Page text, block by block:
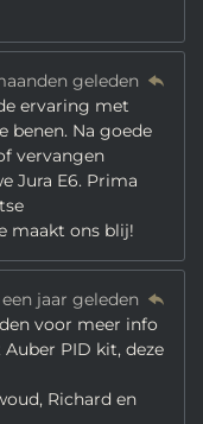
geleden
ervaring met
benen. Na goede
vervangen
Jura E6. Prima
maakt ons blij!
een jaar geleden
voor meer info
PID kit, deze
Richard en